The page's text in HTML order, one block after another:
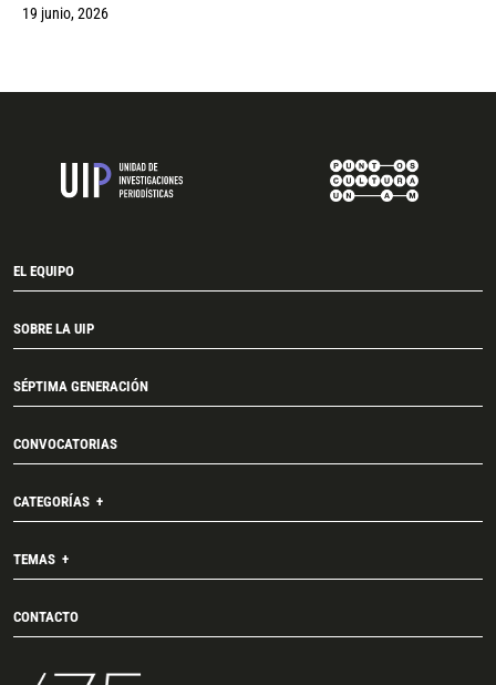
19 junio, 2026
EL EQUIPO
SOBRE LA UIP
SÉPTIMA GENERACIÓN
CONVOCATORIAS
CATEGORÍAS
TEMAS
CONTACTO